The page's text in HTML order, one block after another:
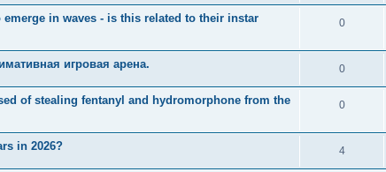
in waves - is this related to their instar
0
игровая арена. 0
of stealing fentanyl and hydromorphone from the
0
in 2026? 4